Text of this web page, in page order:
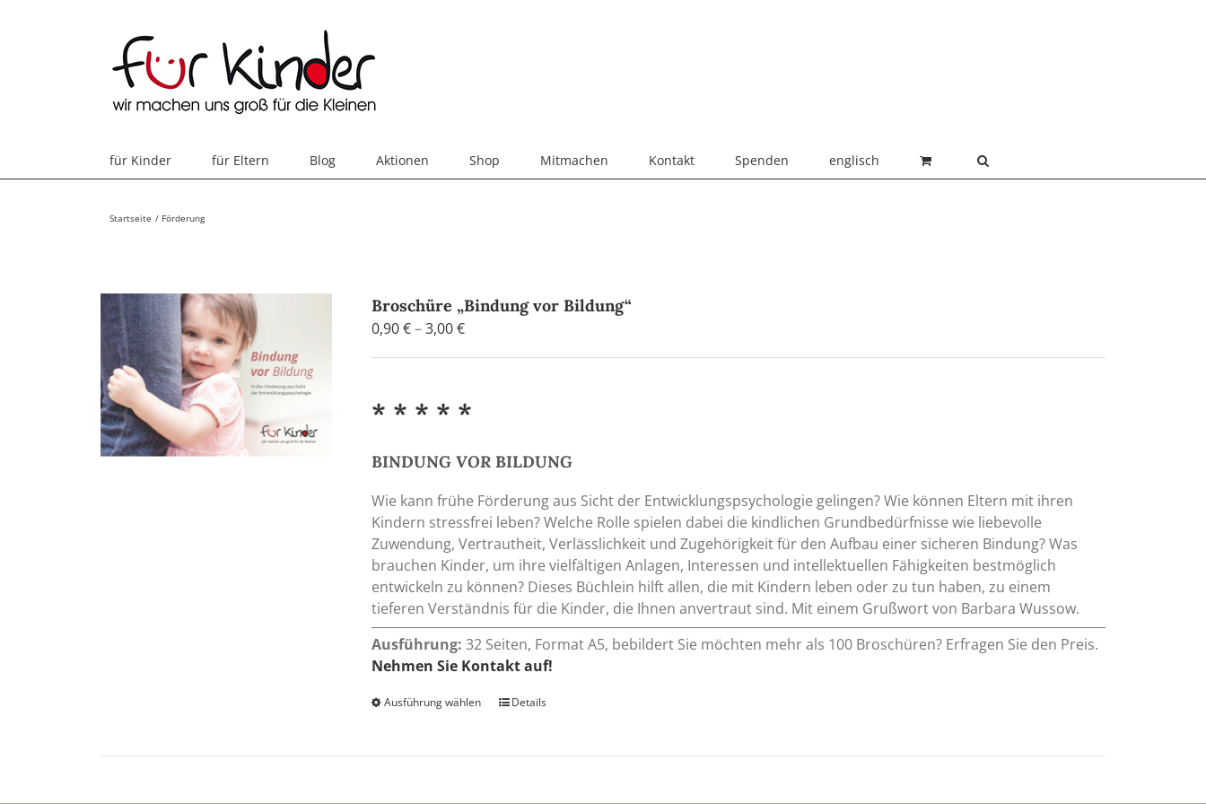
für Kinder für Eltern Blog Aktionen Shop Mitmachen Kontakt Spenden englisch
Startseite Förderung
Broschüre „Bindung vor Bildung“
0,90€–3,00€Preisspanne:
* * * * *
BINDUNGVOR BILDUNG
Wie kann frühe Förderung aus Sicht der Entwicklungspsychologie gelingen? Wie können Eltern mit ihren
Kindern stressfrei leben? Welche Rolle spielen dabei die kindlichen Grundbedürfnisse wie liebevolle
Zuwendung, Vertrautheit, Verlässlichkeit und Zugehörigkeit für den Aufbau einer sicheren Bindung? Was
brauchen Kinder, um ihre vielfältigen Anlagen, Interessen und intellektuellen Fähigkeiten bestmöglich
entwickeln zu können? Dieses Büchlein hilft allen, die mit Kindern leben oder zu tun haben, zu einem
tieferen Verständnis für die Kinder, die Ihnen anvertraut sind. Mit einem Grußwort von Barbara Wussow.
Ausführung: 32 Seiten, Format A5, bebildert Sie möchten mehr als 100 Broschüren? Erfragen Sie den Preis.
Nehmen Sie Kontakt auf!
Ausführung wählen
Dieses
Details